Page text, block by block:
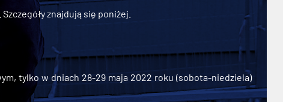
znajdują się poniżej.
tylko w dniach 28-29 maja 2022 roku (sobota-niedziela)